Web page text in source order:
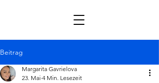
Beitrag
Margarita Gavrielova
23. Mai 4 Min. Lesezeit